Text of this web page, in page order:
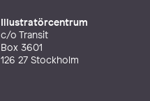
Illustratörcentrum
c/o Transit
Box 3601
126 27 Stockholm